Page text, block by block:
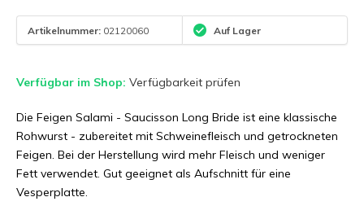
Artikelnummer: 02120060 Auf Lager
Verfügbar im Shop: Verfügbarkeit prüfen
Die Feigen Salami - Saucisson Long Bride ist eine klassische
Rohwurst - zubereitet mit Schweinefleisch und getrockneten
Feigen. Bei der Herstellung wird mehr Fleisch und weniger
Fett verwendet. Gut geeignet als Aufschnitt für eine
Vesperplatte.